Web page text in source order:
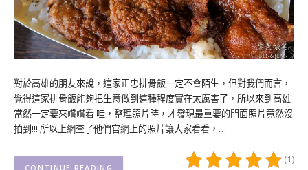
對於高雄的朋友來說，這家正忠排骨飯一定不會陌生，但對我們而言，
覺得這家排骨飯能夠把生意做到這種程度實在太厲害了，所以來到高雄
當然一定要來嚐嚐看 哇，整理照片時，才發現最重要的門面照片竟然沒
拍到!!! 所以上網查了他們官網上的照片讓大家看看，…
(1)
CONTINUE READING